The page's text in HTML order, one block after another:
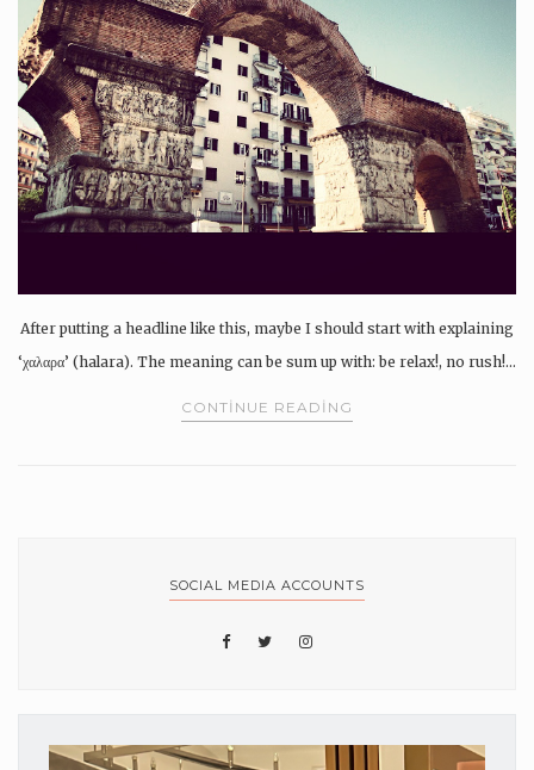
After putting a headline like this, maybe I should start with explaining
‘χαλαρα’ (halara). The meaning can be sum up with: be relax!, no rush!…
CONTINUE READING
SOCIAL MEDIA ACCOUNTS